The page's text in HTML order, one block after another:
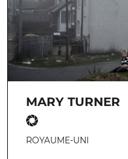
MARY TURNER
ROYAUME-UNI